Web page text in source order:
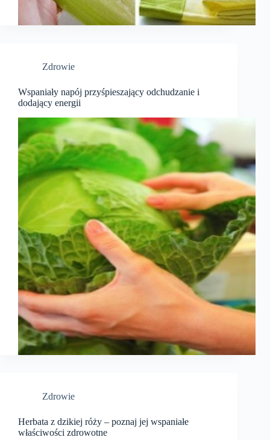
Zdrowie
Wspaniały napój przyśpieszający odchudzanie i
dodający energii
Zdrowie
Herbata z dzikiej róży – poznaj jej wspaniałe
właściwości zdrowotne